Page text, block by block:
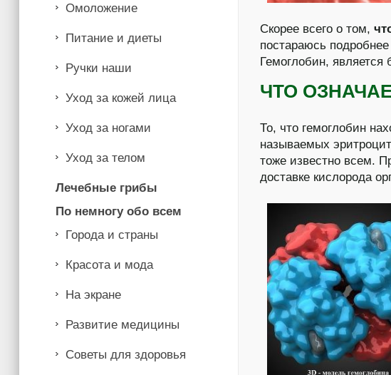
Скорее всего о том,
постараюсь
Гемоглобин,
ЧТО
То, что гемоглобин
называемых
тоже известно всем.
доставке кислорода
Омоложение
Питание и диеты
Ручки наши
Уход за кожей лица
Уход за ногами
Уход за телом
Лечебные грибы
По немногу обо всем
Города и страны
Красота и мода
На экране
Развитие медицины
Советы для здоровья